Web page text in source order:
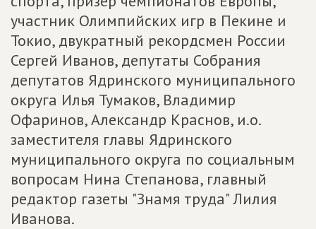
участник Олимпийских игр в Пекине и
Токио, двукратный рекордсмен России
Сергей Иванов, депутаты Собрания
депутатов Ядринского муниципального
округа Илья Тумаков, Владимир
Офаринов, Александр Краснов, и.о.
заместителя главы Ядринского
муниципального округа по социальным
вопросам Нина Степанова, главный
редактор газеты "Знамя труда" Лилия
Иванова.